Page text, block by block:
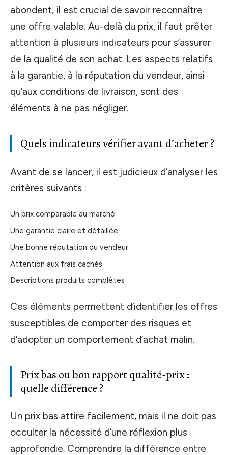
abondent, il est crucial de savoir reconnaître
une offre valable. Au-delà du prix, il faut prêter
attention à plusieurs indicateurs pour s’assurer
de la qualité de son achat. Les aspects relatifs
à la garantie, à la réputation du vendeur, ainsi
qu’aux conditions de livraison, sont des
éléments à ne pas négliger.
Quels indicateurs vérifier avant d’acheter ?
Avant de se lancer, il est judicieux d’analyser les
critères suivants :
Un prix comparable au marché
Une garantie claire et détaillée
Une bonne réputation du vendeur
Attention aux frais cachés
Descriptions produits complètes
Ces éléments permettent d’identifier les offres
susceptibles de comporter des risques et
d’adopter un comportement d’achat malin.
Prix bas ou bon rapport qualité-prix :
quelle différence ?
Un prix bas attire facilement, mais il ne doit pas
occulter la nécessité d’une réflexion plus
approfondie. Comprendre la différence entre